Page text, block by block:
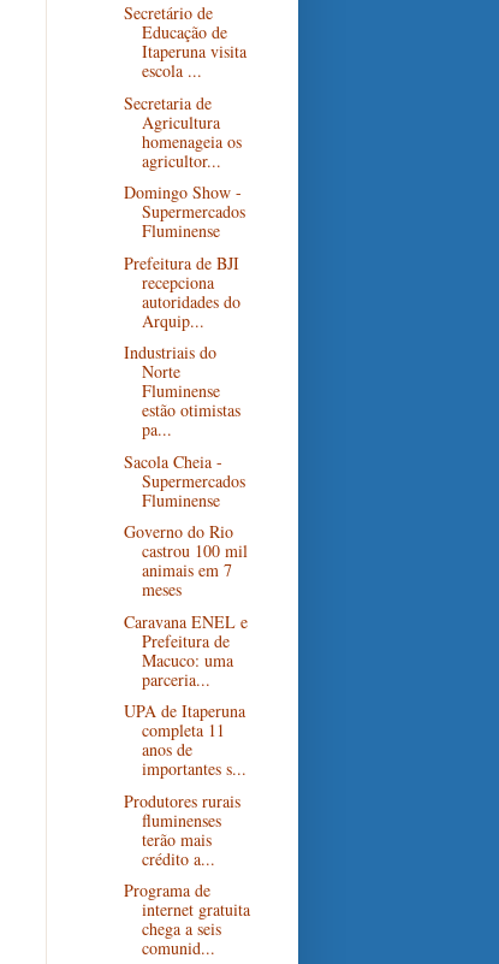
Secretário de
Educação de
Itaperuna visita
escola ...
Secretaria de
Agricultura
homenageia os
agricultor...
Domingo Show -
Supermercados
Fluminense
Prefeitura de BJI
recepciona
autoridades do
Arquip...
Industriais do
Norte
Fluminense
estão otimistas
pa...
Sacola Cheia -
Supermercados
Fluminense
Governo do Rio
castrou 100 mil
animais em 7
meses
Caravana ENEL e
Prefeitura de
Macuco: uma
parceria...
UPA de Itaperuna
completa 11
anos de
importantes s...
Produtores rurais
fluminenses
terão mais
crédito a...
Programa de
internet gratuita
chega a seis
comunid...